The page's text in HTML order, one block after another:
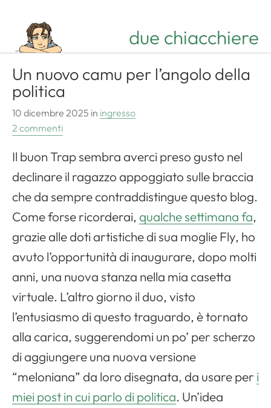
due chiacchiere
Un nuovo camu per l’angolo della
politica
10 dicembre 2025 in ingresso
2 commenti
Il buon Trap sembra averci preso gusto nel
declinare il ragazzo appoggiato sulle braccia
che da sempre contraddistingue questo blog.
Come forse ricorderai, qualche settimana fa,
grazie alle doti artistiche di sua moglie Fly, ho
avuto l’opportunità di inaugurare, dopo molti
anni, una nuova stanza nella mia casetta
virtuale. L’altro giorno il duo, visto
l’entusiasmo di questo traguardo, è tornato
alla carica, suggerendomi un po’ per scherzo
di aggiungere una nuova versione
“meloniana” da loro disegnata, da usare per i
miei post in cui parlo di politica. Un’idea